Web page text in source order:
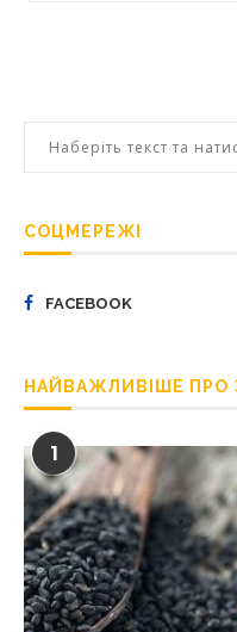
СОЦМЕРЕЖІ
FACEBOOK
НАЙВАЖЛИВІШЕ ПРО
1